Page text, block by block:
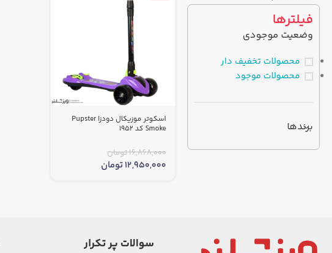
فیلترها
وضعیت موجودی
محصولات تخفیف دار
محصولات موجود
برندها
اسکوتر موزیکال دودزا Pupster
Smoke کد 1952
16,868,000تومان
12,950,000تومان
سوالات پر تکرار